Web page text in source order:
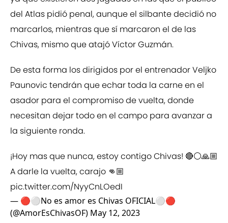
del Atlas pidió penal, aunque el silbante decidió no
marcarlos, mientras que sí marcaron el de las
Chivas, mismo que atajó Víctor Guzmán.
De esta forma los dirigidos por el entrenador Veljko
Paunovic tendrán que echar toda la carne en el
asador para el compromiso de vuelta, donde
necesitan dejar todo en el campo para avanzar a
la siguiente ronda.
¡Hoy mas que nunca, estoy contigo Chivas! 🔴⚪🙏🏼
A darle la vuelta, carajo 👊🏼
pic.twitter.com/NyyCnLOedI
— 🔴⚪No es amor es Chivas OFICIAL⚪🔴
(@AmorEsChivasOF) May 12, 2023